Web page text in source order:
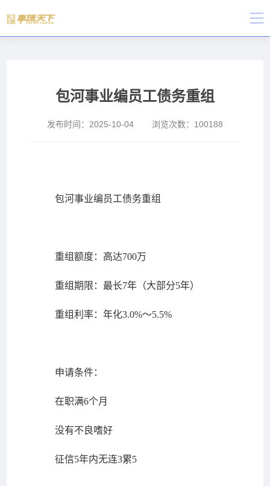
包河事业编员工债务重组
发布时间： 2025-10-04 浏览次数： 100188
包河事业编员工债务重组
重组额度：高达700万
重组期限：最长7年（大部分5年）
重组利率：年化3.0%～5.5%
申请条件：
在职满6个月
没有不良嗜好
征信5年内无连3累5